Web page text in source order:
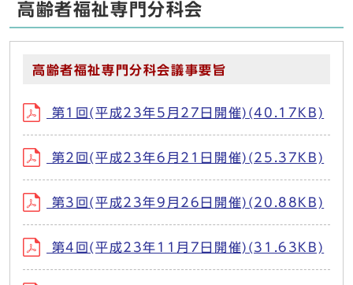
高齢者福祉専門分科会
高齢者福祉専門分科会議事要旨
第1回(平成23年5月27日開催)(40.17KB)
第2回(平成23年6月21日開催)(25.37KB)
第3回(平成23年9月26日開催)(20.88KB)
第4回(平成23年11月7日開催)(31.63KB)